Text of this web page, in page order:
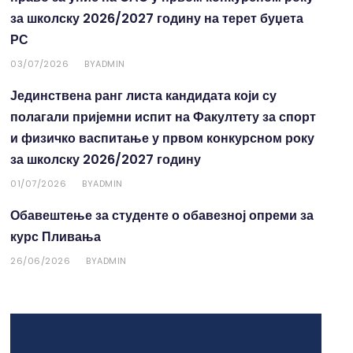
за школску 2026/2027 годину на терет буџета
РС
03/07/2026 BYADMIN
Јединствена ранг листа кандидата који су
полагали пријемни испит на Факултету за спорт
и физичко васпитање у првом конкурсном року
за школску 2026/2027 годину
01/07/2026 BYADMIN
Обавештење за студенте о обавезној опреми за
курс Пливања
26/06/2026 BYADMIN